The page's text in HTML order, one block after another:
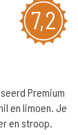
7,2
Premium
en limoen. Je
en stroop.